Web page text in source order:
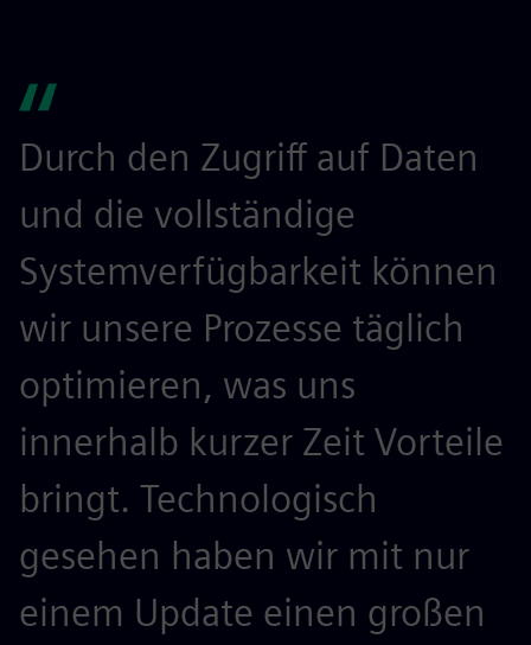
Durch den Zugriff auf Daten
und die vollständige
Systemverfügbarkeit können
wir unsere Prozesse täglich
optimieren, was uns
innerhalb kurzer Zeit Vorteile
bringt. Technologisch
gesehen haben wir mit nur
einem Update einen großen